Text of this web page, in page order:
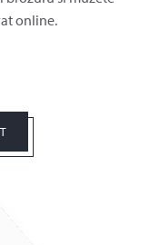
online.